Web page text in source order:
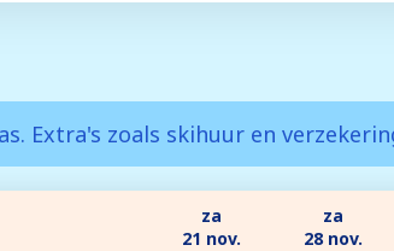
Extra's zoals skihuur en
za
21 nov.
za
28 nov.